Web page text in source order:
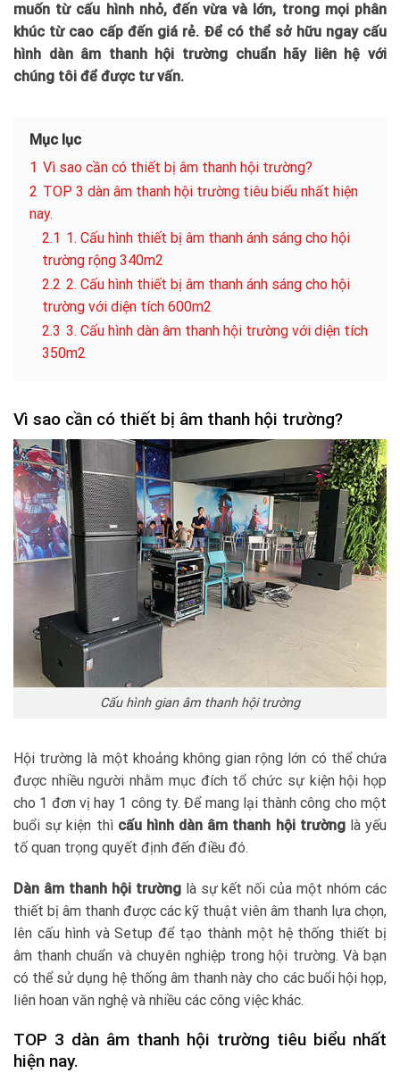
muốn từ cấu hình nhỏ, đến vừa và lớn, trong mọi phân
khúc từ cao cấp đến giá rẻ. Để có thể sở hữu ngay cấu
hình dàn âm thanh hội trường chuẩn hãy liên hệ với
chúng tôi để được tư vấn.
Mục lục
1 Vì sao cần có thiết bị âm thanh hội trường?
2 TOP 3 dàn âm thanh hội trường tiêu biểu nhất hiện
nay.
2.1 1. Cấu hình thiết bị âm thanh ánh sáng cho hội
trường rộng 340m2
2.2 2. Cấu hình thiết bị âm thanh ánh sáng cho hội
trường với diện tích 600m2
2.3 3. Cấu hình dàn âm thanh hội trường với diện tích
350m2
Vì sao cần có thiết bị âm thanh hội trường?
Cấu hình gian âm thanh hội trường
Hội trường là một khoảng không gian rộng lớn có thể chứa
được nhiều người nhằm mục đích tổ chức sự kiện hội họp
cho 1 đơn vị hay 1 công ty. Để mang lại thành công cho một
buổi sự kiện thì cấu hình dàn âm thanh hội trườnglà yếu
tố quan trọng quyết định đến điều đó.
Dàn âm thanh hội trườnglà sự kết nối của một nhóm các
thiết bị âm thanh được các kỹ thuật viên âm thanh lựa chọn,
lên cấu hình và Setup để tạo thành một hệ thống thiết bị
âm thanh chuẩn và chuyên nghiệp trong hội trường. Và bạn
có thể sử dụng hệ thống âm thanh này cho các buổi hội họp,
liên hoan văn nghệ và nhiều các công việc khác.
TOP 3 dàn âm thanh hội trường tiêu biểu nhất
hiện nay.